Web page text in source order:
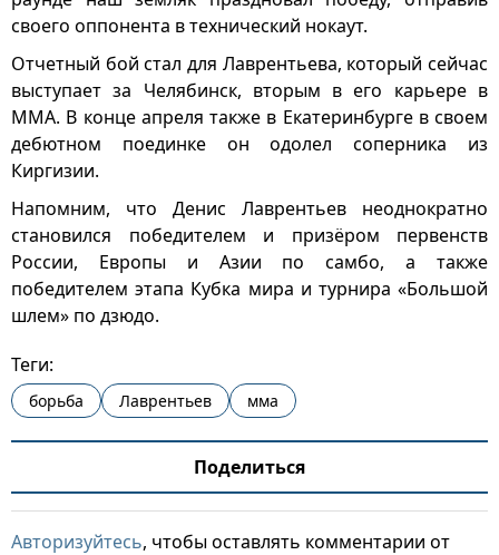
своего оппонента в технический нокаут.
Отчетный бой стал для Лаврентьева, который сейчас
выступает за Челябинск, вторым в его карьере в
ММА. В конце апреля также в Екатеринбурге в своем
дебютном поединке он одолел соперника из
Киргизии.
Напомним, что Денис Лаврентьев неоднократно
становился победителем и призёром первенств
России, Европы и Азии по самбо, а также
победителем этапа Кубка мира и турнира «Большой
шлем» по дзюдо.
Теги:
борьба Лаврентьев мма
Поделиться
Авторизуйтесь, чтобы оставлять комментарии от